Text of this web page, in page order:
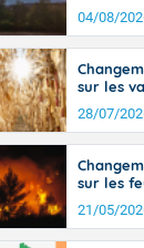
04/08/
sur les
28/07/
sur les
21/05/